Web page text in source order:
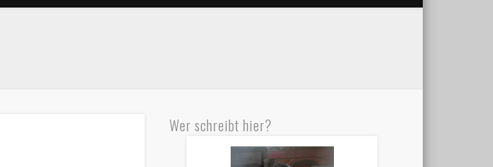
Wer schreibt hier?